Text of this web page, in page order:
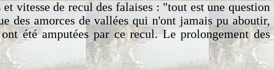
vitesse de recul des falaises : "tout est une question
des amorces de vallées qui n'ont jamais pu aboutir,
été amputées par ce recul. Le prolongement des